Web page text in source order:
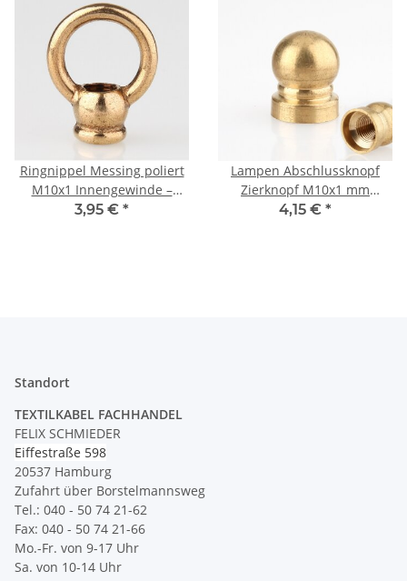
Ringnippel Messing poliert
M10x1 Innengewinde –
schwere Ausführung, Ø 30
3,95 € *
Lampen Abschlussknopf
Zierknopf M10x1 mm
Innengewinde 16x20 mm
4,15 € *
Standort
TEXTILKABEL FACHHANDEL
FELIX SCHMIEDER
Eiffestraße 598
20537 Hamburg
Zufahrt über Borstelmannsweg
Tel.: 040 - 50 74 21-62
Fax: 040 - 50 74 21-66
Mo.-Fr. von 9-17 Uhr
Sa. von 10-14 Uhr